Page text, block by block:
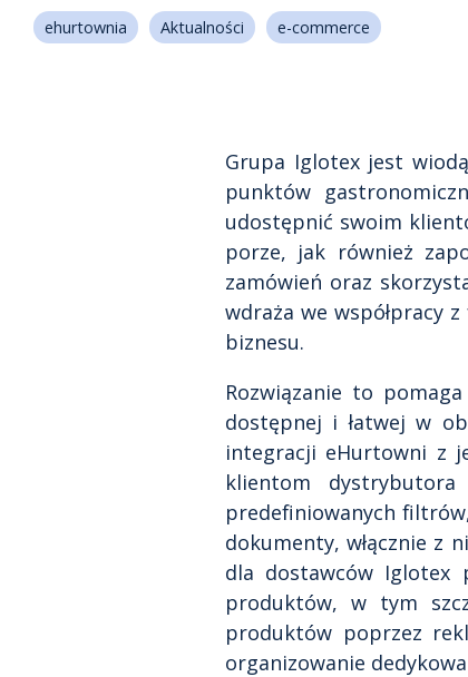
Zarządzanie danymi produktowymi
eBOK
klienta
ehurtownia Aktualności e-commerce
Grupa Iglotex jest
punktów
udostępnić swoim
porze, jak również
zamówień oraz
wdraża we współpracy
biznesu.
Rozwiązanie to
dostępnej i łatwej w
integracji eHurtowni z
klientom
predefiniowanych
dokumenty, włącznie z
dla dostawców Iglotex
produktów, w tym
produktów poprzez
organizowanie